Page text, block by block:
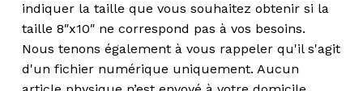
indiquer la taille que vous souhaitez obtenir si la
taille 8″x10″ ne correspond pas à vos besoins.
Nous tenons également à vous rappeler qu'il s'agit
d'un fichier numérique uniquement. Aucun